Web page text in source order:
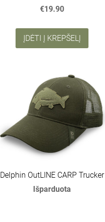
€19.90
ĮDĖTI Į KREPŠELĮ
Delphin OutLINE CARP Trucker
Išparduota